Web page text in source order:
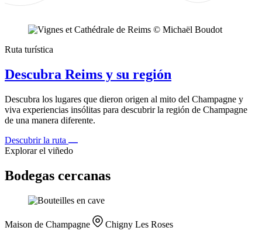
Ruta turística
Descubra Reims y su región
Descubra los lugares que dieron origen al mito del Champagne y
viva experiencias insólitas para descubrir la región de Champagne
de una manera diferente.
Descubrir la ruta
Explorar el viñedo
Bodegas cercanas
Maison de Champagne Chigny Les Roses